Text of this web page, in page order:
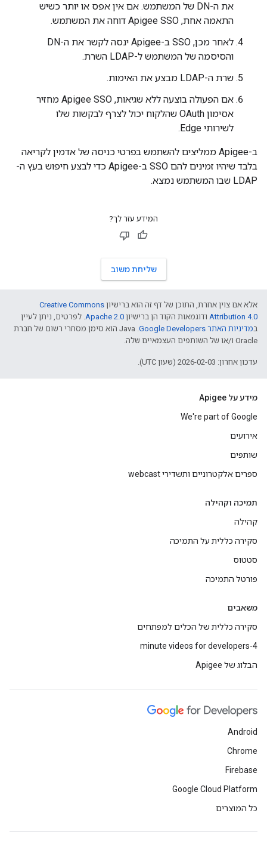
את ה-DN של המשתמש. אם אין אפס או יותר כשיש
התאמה אחת, Apigee SSO דוחה את המשתמש.
לאחר מכן, SSO ב-Apigee ינסה לקשר את ה-DN
והסיסמה של המשתמש ל-LDAP השרת.
שרת ה-LDAP מבצע את האימות.
אם הפעולה בוצעה ללא שגיאות, Apigee SSO מחזיר
אסימון OAuth שהלקוח יכול לצרף לבקשות שלו
לשירותי Edge.
ב-Apigee ממליצים להשתמש בפרטי כניסה של אדמין לקריאה
בלבד שיהיו זמינים להם SSO ב-Apigee כדי לבצע חיפוש בעץ ה-
LDAP שבו המשתמש נמצא.
המידע עזר לך?
שליחת משוב
אלא אם צוין אחרת, התוכן של דף זה הוא ברישיון Creative Commons
Attribution 4.0 ודוגמאות הקוד הן ברישיון Apache 2.0. לפרטים, ניתן לעיין
במדיניות האתר Google Developers‏
.‏ Java הוא סימן מסחרי רשום של חברת
Oracle ו/או של השותפים העצמאיים שלה.
עדכון אחרון: 2026-02-03 (שעון UTC).
מידע על Apigee
We're part of Google
אירועים
שותפים
ספרים אלקטרוניים ותשדירי webcast
תמיכה וקהילה
קהילה
סקירה כללית על התמיכה
סטטוס
פורטל התמיכה
משאבים
סקירה כללית של הכלים למפתחים
4-minute videos for developers
הבלוג של Apigee
Android
Chrome
Firebase
Google Cloud Platform
כל המוצרים